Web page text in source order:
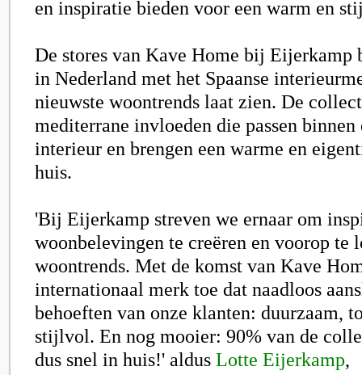
en inspiratie bieden voor een warm en
De stores van Kave Home bij Eijerkamp
in Nederland met het Spaanse
nieuwste woontrends laat zien. De
mediterrane invloeden die passen binnen
interieur en brengen een warme en
huis.
'Bij Eijerkamp streven we ernaar om
woonbelevingen te creëren en voorop te
woontrends. Met de komst van Kave
internationaal merk toe dat naadloos
behoeften van onze klanten: duurzaam,
stijlvol. En nog mooier: 90% van de
dus snel in huis!' aldus Lotte Eijerkamp,